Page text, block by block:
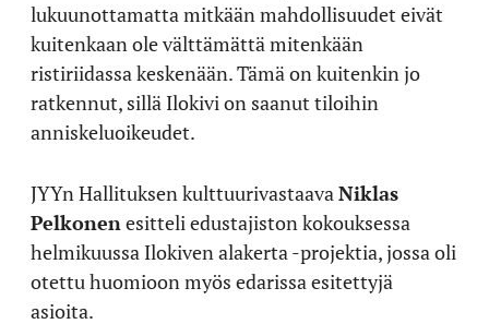
lukuunottamatta mitkään mahdollisuudet eivät
kuitenkaan ole välttämättä mitenkään
ristiriidassa keskenään. Tämä on kuitenkin jo
ratkennut, sillä Ilokivi on saanut tiloihin
anniskeluoikeudet.
JYYn Hallituksen kulttuurivastaavaNiklas
Pelkonenesitteli edustajiston kokouksessa
helmikuussa Ilokiven alakerta -projektia, jossa oli
otettu huomioon myös edarissa esitettyjä
asioita.